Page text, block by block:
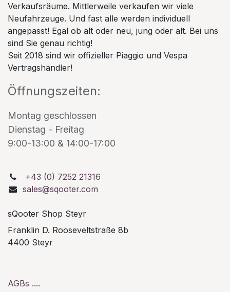
Verkaufsräume. Mittlerweile verkaufen wir viele
Neufahrzeuge. Und fast alle werden individuell
angepasst! Egal ob alt oder neu, jung oder alt. Bei uns
sind Sie genau richtig!
Seit 2018 sind wir offizieller Piaggio und Vespa
Vertragshändler!
Öffnungszeiten:
Montag geschlossen
Dienstag - Freitag
9:00-13:00 & 14:00-17:00
+43 (0) 7252 21316
sales@sqooter.com
sQooter Shop Steyr
Franklin D. Rooseveltstraße 8b
4400 Steyr
AGBs ....